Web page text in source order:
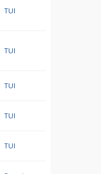
TUI
TUI
TUI
TUI
TUI